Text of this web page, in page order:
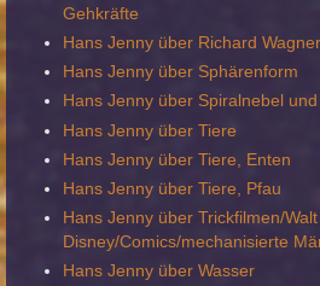
Gehkräfte
Hans Jenny über Richard Wagner
Hans Jenny über Sphärenform
Hans Jenny über Spiralnebel
Hans Jenny über Tiere
Hans Jenny über Tiere, Enten
Hans Jenny über Tiere, Pfau
Hans Jenny über Trickfilmen/Walt
Disney/Comics/mechanisierte
Hans Jenny über Wasser